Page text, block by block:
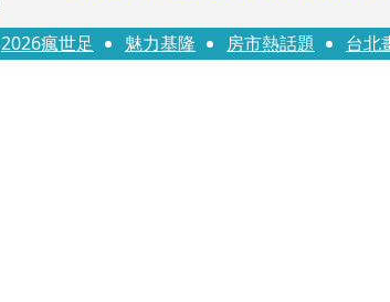
快訊
AKIRA台北唱到一半突收兒子告白「爸
2026瘋世足 魅力基隆 房市熱話題 台北